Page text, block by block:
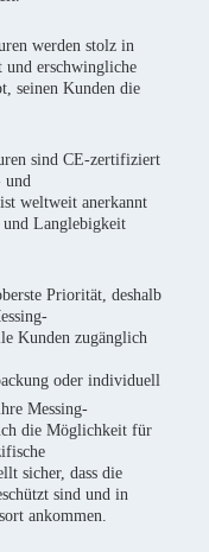
werden stolz in
und erschwingliche
seinen Kunden die
sind CE-zertifiziert
und
weltweit anerkannt
Langlebigkeit
Priorität, deshalb
Kunden zugänglich
oder individuell
Messing-
die Möglichkeit für
sicher, dass die
sind und in
ankommen.